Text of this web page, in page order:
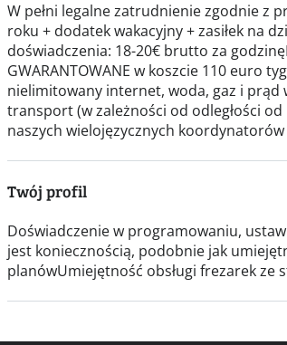
W pełni legalne zatrudnienie zgodnie z
roku + dodatek wakacyjny + zasiłek na
doświadczenia: 18-20€ brutto za
GWARANTOWANE w koszcie 110 euro
nielimitowany internet, woda, gaz i prąd
transport (w zależności od odległości
naszych wielojęzycznych koordynatorów
Twój profil
Doświadczenie w programowaniu,
jest koniecznością, podobnie jak
planówUmiejętność obsługi frezarek ze